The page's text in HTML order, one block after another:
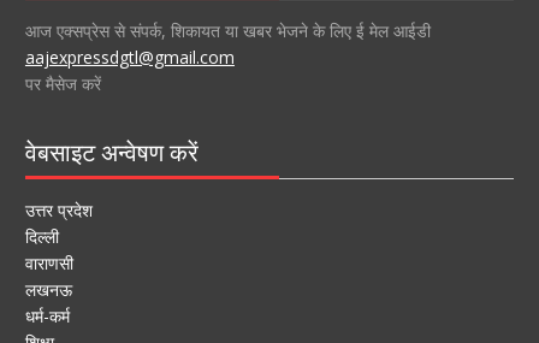
आज एक्सप्रेस से संपर्क, शिकायत या खबर भेजने के लिए ई मेल आईडी
aajexpressdgtl@gmail.com
पर मैसेज करें
वेबसाइट अन्वेषण करें
उत्तर प्रदेश
दिल्ली
वाराणसी
लखनऊ
धर्म-कर्म